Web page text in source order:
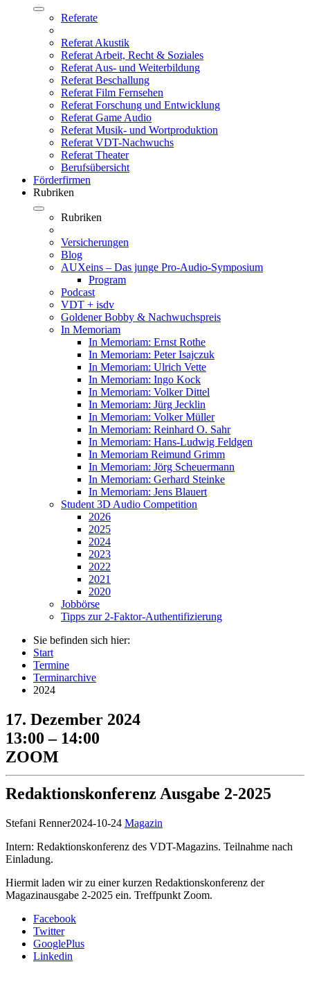
Referate
Referat Akustik
Referat Arbeit, Recht & Soziales
Referat Aus- und Weiterbildung
Referat Beschallung
Referat Film Fernsehen
Referat Forschung und Entwicklung
Referat Game Audio
Referat Musik- und Wortproduktion
Referat VDT-Nachwuchs
Referat Theater
Berufsübersicht
Förderfirmen
Rubriken
Rubriken
Versicherungen
Blog
AUXeins – Das junge Pro-Audio-Symposium
Program
Podcast
VDT + isdv
Goldener Bobby & Nachwuchspreis
In Memoriam
In Memoriam: Ernst Rothe
In Memoriam: Peter Isajczuk
In Memoriam: Ulrich Vette
In Memoriam: Ingo Kock
In Memoriam: Volker Dittel
In Memoriam: Jürg Jecklin
In Memoriam: Volker Müller
In Memoriam: Reinhard O. Sahr
In Memoriam: Hans-Ludwig Feldgen
In Memoriam Reimund Grimm
In Memoriam: Jörg Scheuermann
In Memoriam: Gerhard Steinke
In Memoriam: Jens Blauert
Student 3D Audio Competition
2026
2025
2024
2023
2022
2021
2020
Jobbörse
Tipps zur 2-Faktor-Authentifizierung
Sie befinden sich hier:
Start
Termine
Terminarchive
2024
17. Dezember 2024
13:00 – 14:00
ZOOM
Redaktionskonferenz Ausgabe 2-2025
Stefani Renner2024-10-24 Magazin
Intern: Redaktionskonferenz des VDT-Magazins. Teilnahme nach
Einladung.
Hiermit laden wir zu einer kurzen Redaktionskonferenz der
Magazinausgabe 2-2025 ein. Treffpunkt Zoom.
Facebook
Twitter
GooglePlus
Linkedin